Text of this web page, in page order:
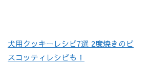
犬用クッキーレシピ7選 2度焼きのビ
スコッティレシピも！